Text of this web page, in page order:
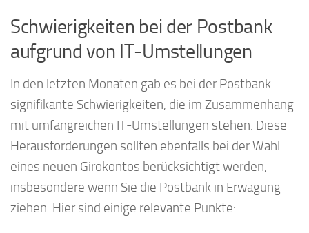
Schwierigkeiten bei der Postbank
aufgrund von IT-Umstellungen
In den letzten Monaten gab es bei der Postbank
signifikante Schwierigkeiten, die im Zusammenhang
mit umfangreichen IT-Umstellungen stehen. Diese
Herausforderungen sollten ebenfalls bei der Wahl
eines neuen Girokontos berücksichtigt werden,
insbesondere wenn Sie die Postbank in Erwägung
ziehen. Hier sind einige relevante Punkte: